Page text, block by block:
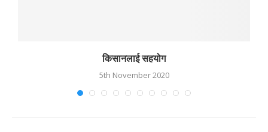
किसानलाई सहयोग
5th November 2020